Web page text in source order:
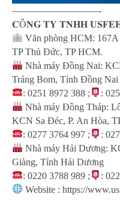
—————————-
𝐂Ô𝐍𝐆 𝐓𝐘 𝐓𝐍𝐇𝐇
Văn phòng HCM:
TP Thủ Đức, TP HCM.
Nhà máy Đồng Nai:
Trảng Bom, Tỉnh Đồng Nai
: 0251 8972 388 ;
:
Nhà máy Đồng Tháp:
KCN Sa Đéc, P. An Hòa,
: 0277 3764 997 ;
:
Nhà máy Hải Dương:
Giàng, Tỉnh Hải Dương
: 0220 3788 989 ;
:
Website : https://